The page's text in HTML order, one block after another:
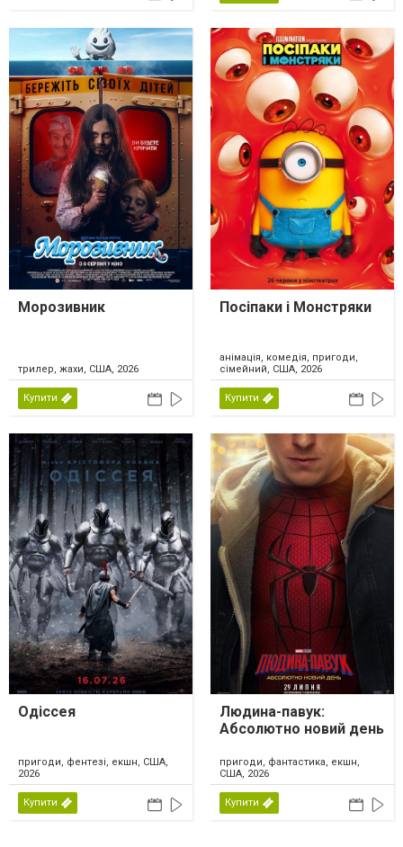
Морозивник
трилер, жахи, США, 2026
Купити
Посіпаки і Монстряки
анімація, комедія, пригоди,
сімейний, США, 2026
Купити
Одіссея
пригоди, фентезі, екшн, США,
2026
Купити
Людина-павук:
Абсолютно новий день
пригоди, фантастика, екшн,
США, 2026
Купити